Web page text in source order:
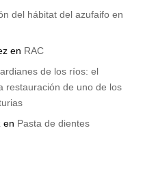
del hábitat del azufaifo en
en RAC
de los ríos: el
restauración de uno de los
en Pasta de dientes